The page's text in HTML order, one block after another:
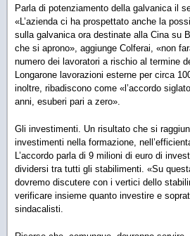
Parla di potenziamento della galvanica il
«L’azienda ci ha prospettato anche la
sulla galvanica ora destinate alla Cina su
che si aprono», aggiunge Colferai, «non
numero dei lavoratori a rischio al termine
Longarone lavorazioni esterne per circa
inoltre, ribadiscono come «l’accordo
anni, esuberi pari a zero».
Gli investimenti. Un risultato che si
investimenti nella formazione,
L’accordo parla di 9 milioni di euro di
dividersi tra tutti gli stabilimenti. «Su
dovremo discutere con i vertici dello
verificare insieme quanto investire e
sindacalisti.